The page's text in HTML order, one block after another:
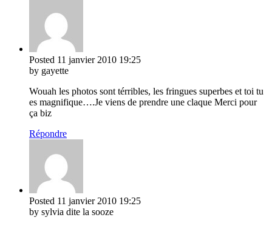
Posted 11 janvier 2010 19:25
by gayette
Wouah les photos sont térribles, les fringues superbes et toi tu
es magnifique….Je viens de prendre une claque Merci pour
ça biz
Répondre
Posted 11 janvier 2010 19:25
by sylvia dite la sooze